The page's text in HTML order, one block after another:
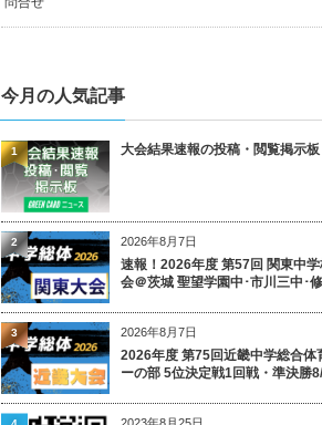
今月の人気記事
大会結果速報の投稿・閲覧掲示板
1
2026年8月7日
速報！2026年度 第57回 関東中
会＠茨城 聖望学園中･市川三中･
2
2026年8月7日
2026年度 第75回近畿中学総合体
ーの部 5位決定戦1回戦・準決勝
3